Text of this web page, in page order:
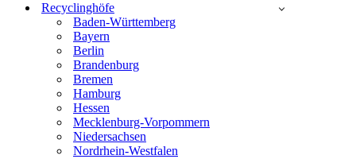
Recyclinghöfe
Baden-Württemberg
Bayern
Berlin
Brandenburg
Bremen
Hamburg
Hessen
Mecklenburg-Vorpommern
Niedersachsen
Nordrhein-Westfalen